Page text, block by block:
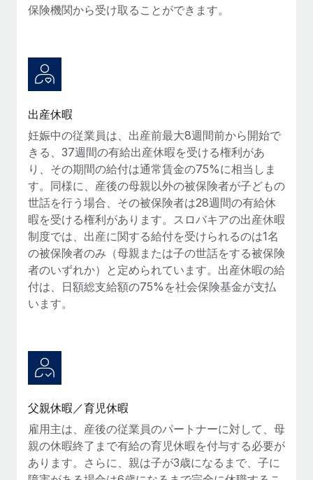
詳細を見る
保険機関から受け取ることができます。
出産休暇
妊娠中の従業員は、出産前最大8週間前から開始で
きる、37週間の有給出産休暇を受ける権利があ
り、その期間の給付は通常賃金の75%に相当しま
す。同様に、産後の母親以外の被保険者が子どもの
世話を行う場合、その被保険者は28週間の有給休
暇を受ける権利があります。スロバキアの出産休暇
制度では、出産に関する給付を受けられるのは1名
の被保険者のみ（母親または子の世話をする被保険
者のいずれか）と定められています。出産休暇の給
付は、日額総支給額の75%を社会保険基金が支払
います。
父親休暇／育児休暇
雇用主は、産後の従業員のパートナーに対して、母
親の休暇終了まで有給の育児休暇を付与する必要が
あります。さらに、親は子が3歳になるまで、子に